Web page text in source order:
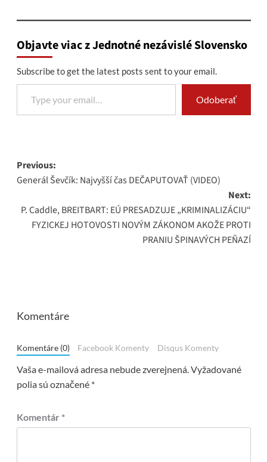
Objavte viac z Jednotné nezávislé Slovensko
Subscribe to get the latest posts sent to your email.
Type your email…
Odoberať
Post
navigation
Previous:
Generál Ševčík: Najvyšší čas DEČAPUTOVAŤ (VIDEO)
Next:
P. Caddle, BREITBART: EÚ PRESADZUJE „KRIMINALIZÁCIU“
FYZICKEJ HOTOVOSTI NOVÝM ZÁKONOM AKOŽE PROTI
PRANIU ŠPINAVÝCH PEŇAZÍ
Komentáre
Komentáre (0) Facebook Komenty Disqus Komenty
Vaša e-mailová adresa nebude zverejnená.Vyžadované
polia sú označené *
Komentár *